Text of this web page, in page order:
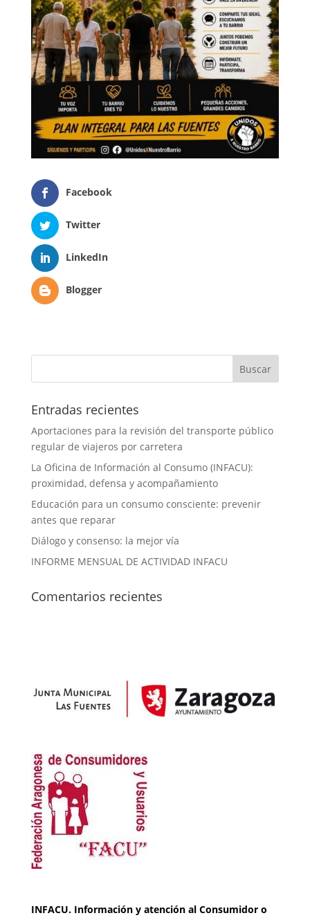
Facebook
Twitter
LinkedIn
Blogger
Entradas recientes
Aportaciones para la revisión del transporte público
regular de viajeros por carretera
La Oficina de Información al Consumo (INFACU):
proximidad, defensa y acompañamiento
Educación para un consumo consciente: prevenir
antes que reparar
Diálogo y consenso: la mejor vía
INFORME MENSUAL DE ACTIVIDAD INFACU
Comentarios recientes
INFACU. Información y atención al Consumidor o